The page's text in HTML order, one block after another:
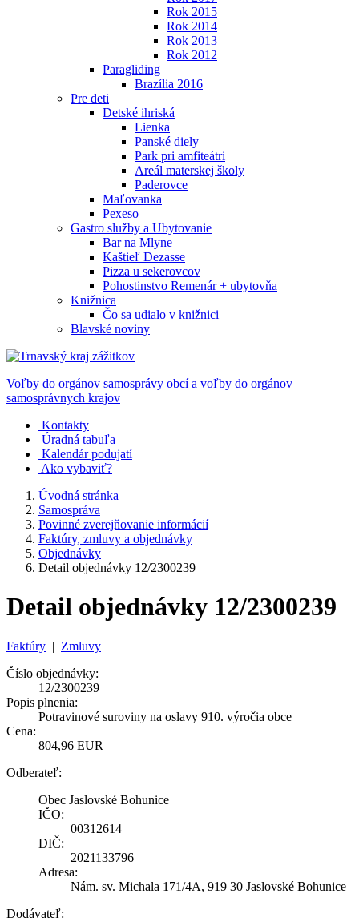
Rok 2015
Rok 2014
Rok 2013
Rok 2012
Paragliding
Brazília 2016
Pre deti
Detské ihriská
Lienka
Panské diely
Park pri amfiteátri
Areál materskej školy
Paderovce
Maľovanka
Pexeso
Gastro služby a Ubytovanie
Bar na Mlyne
Kaštieľ Dezasse
Pizza u sekerovcov
Pohostinstvo Remenár + ubytovňa
Knižnica
Čo sa udialo v knižnici
Blavské noviny
Voľby do orgánov samosprávy obcí a voľby do orgánov
samosprávnych krajov
Kontakty
Úradná tabuľa
Kalendár podujatí
Ako vybaviť?
Úvodná stránka
Samospráva
Povinné zverejňovanie informácií
Faktúry, zmluvy a objednávky
Objednávky
Detail objednávky 12/2300239
Detail objednávky 12/2300239
Faktúry | Zmluvy
Číslo objednávky:
12/2300239
Popis plnenia:
Potravinové suroviny na oslavy 910. výročia obce
Cena:
804,96 EUR
Odberateľ:
Obec Jaslovské Bohunice
IČO:
00312614
DIČ:
2021133796
Adresa:
Nám. sv. Michala 171/4A, 919 30 Jaslovské Bohunice
Dodávateľ: